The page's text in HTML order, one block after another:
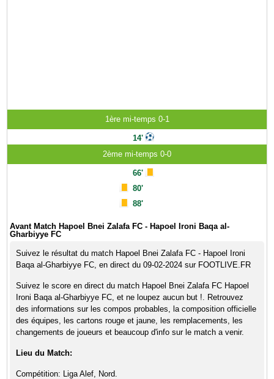
1ère mi-temps 0-1
14'
2ème mi-temps 0-0
66'
80'
88'
Avant Match Hapoel Bnei Zalafa FC - Hapoel Ironi Baqa al-
Gharbiyye FC
Suivez le résultat du match Hapoel Bnei Zalafa FC - Hapoel Ironi
Baqa al-Gharbiyye FC, en direct du 09-02-2024 sur FOOTLIVE.FR
Suivez le score en direct du match Hapoel Bnei Zalafa FC Hapoel
Ironi Baqa al-Gharbiyye FC, et ne loupez aucun but !. Retrouvez
des informations sur les compos probables, la composition officielle
des équipes, les cartons rouge et jaune, les remplacements, les
changements de joueurs et beaucoup d'info sur le match a venir.
Lieu du Match:
Compétition: Liga Alef, Nord.